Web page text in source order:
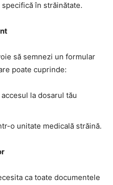
în străinătate.
să semnezi un formular
poate cuprinde:
la dosarul tău
o unitate medicală străină.
ca toate documentele